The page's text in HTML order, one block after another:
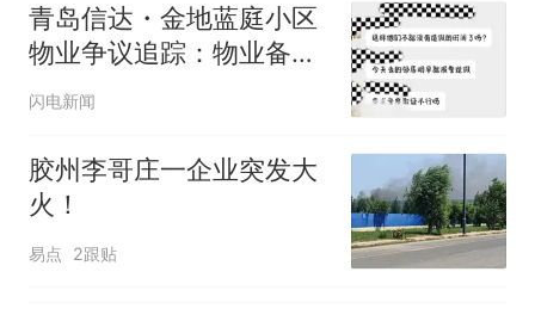
队上厕所！乘客：机上100多
人只有2个厕所；客服回应：并
非每架飞机都会发放西梅汁
热 那个在床头放菜刀的女孩，
因老师一句“跟我回家”改写了
青岛信达・金地蓝庭小区
物业争议追踪：物业备案
存瑕疵、业主大会投票引
委会履职指引落地遇堵点
闪电新闻
胶州李哥庄一企业突发大
火！
易点 2跟贴